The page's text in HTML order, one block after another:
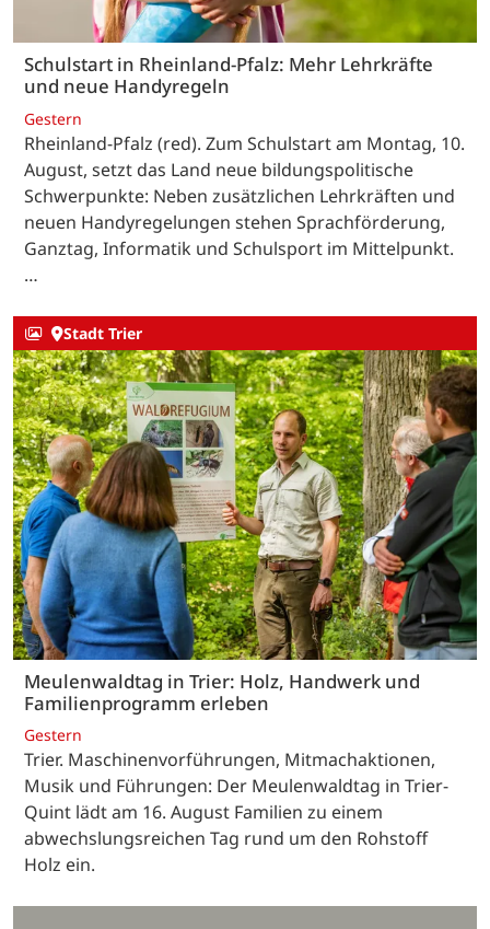
Schulstart in Rheinland-Pfalz: Mehr Lehrkräfte
und neue Handyregeln
Gestern
Rheinland-Pfalz (red). Zum Schulstart am Montag, 10.
August, setzt das Land neue bildungspolitische
Schwerpunkte: Neben zusätzlichen Lehrkräften und
neuen Handyregelungen stehen Sprachförderung,
Ganztag, Informatik und Schulsport im Mittelpunkt.
…
Stadt Trier
Meulenwaldtag in Trier: Holz, Handwerk und
Familienprogramm erleben
Gestern
Trier. Maschinenvorführungen, Mitmachaktionen,
Musik und Führungen: Der Meulenwaldtag in Trier-
Quint lädt am 16. August Familien zu einem
abwechslungsreichen Tag rund um den Rohstoff
Holz ein.